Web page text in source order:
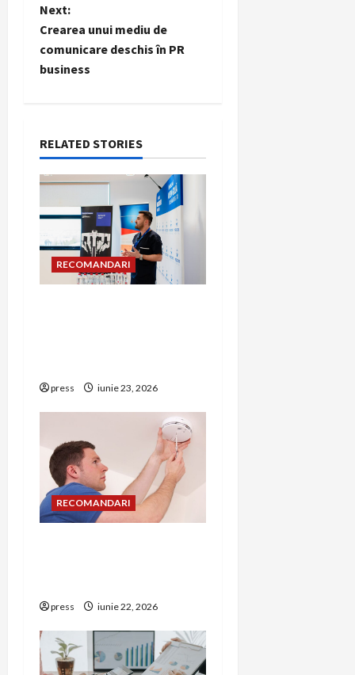
t
n
a
i
g
a
t
i
Next:
Crearea unui mediu de
comunicare deschis în PR
business
RELATED STORIES
RECOMANDARI
press iunie 23, 2026
RECOMANDARI
press iunie 22, 2026